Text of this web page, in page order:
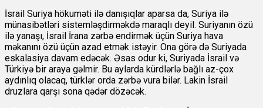
İsrail Suriya hökuməti ilə danışıqlar aparsa da, Suriya ilə
münasibətləri sistemləşdirməkdə maraqlı deyil. Suriyanın özü
ilə yanaşı, İsrail İrana zərbə endirmək üçün Suriya hava
məkanını özü üçün azad etmək istəyir. Ona görə də Suriyada
eskalasiya davam edəcək. Əsas odur ki, Suriyada İsrail və
Türkiyə bir araya gəlmir. Bu aylarda kürdlərlə bağlı az-çox
aydınlıq olacaq, türklər orda zərbə vura bilər. Lakin İsrail
druzlara qarşı sona qədər dözəcək.